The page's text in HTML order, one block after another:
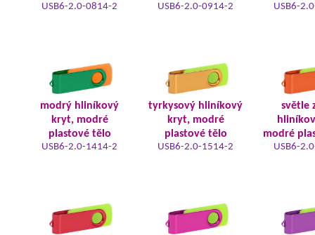
USB6-2.0-0814-2 USB6-2.0-0914-2 USB6-
modrý hliníkový
kryt, modré
plastové tělo
USB6-2.0-1414-2
tyrkysový hliníkový
kryt, modré
plastové tělo
USB6-2.0-1514-2
světle
modré
USB6-